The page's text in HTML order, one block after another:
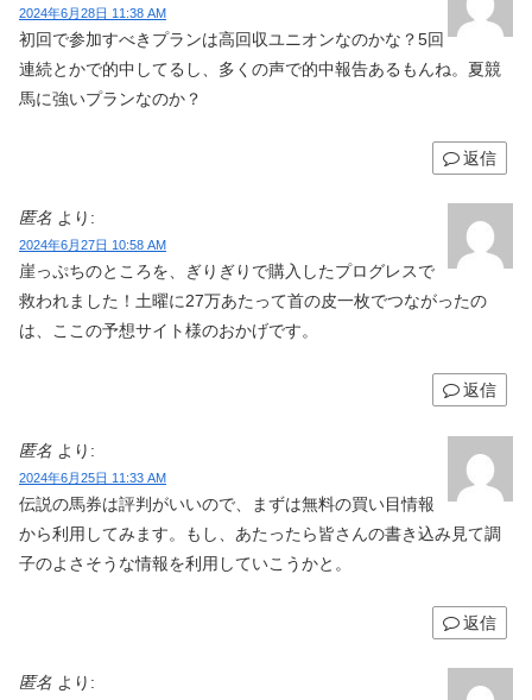
2024年6月28日 11:38 AM
初回で参加すべきプランは高回収ユニオンなのかな？5回
連続とかで的中してるし、多くの声で的中報告あるもんね。夏競
馬に強いプランなのか？
返信
匿名 より:
2024年6月27日 10:58 AM
崖っぷちのところを、ぎりぎりで購入したプログレスで
救われました！土曜に27万あたって首の皮一枚でつながったの
は、ここの予想サイト様のおかげです。
返信
匿名 より:
2024年6月25日 11:33 AM
伝説の馬券は評判がいいので、まずは無料の買い目情報
から利用してみます。もし、あたったら皆さんの書き込み見て調
子のよさそうな情報を利用していこうかと。
返信
匿名 より: